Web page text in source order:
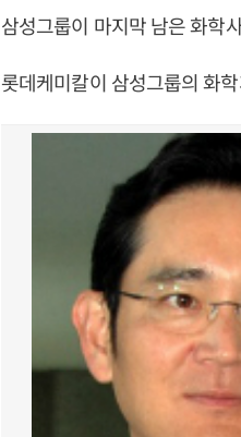
삼성그룹이 마지막 남은 화학
롯데케미칼이 삼성그룹의 화